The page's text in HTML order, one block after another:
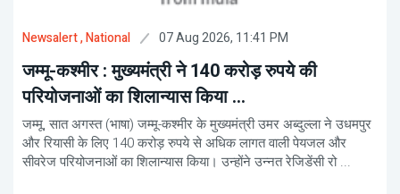
Newsalert, National 07 Aug 2026, 11:41 PM
जम्मू-कश्मीर : मुख्यमंत्री ने 140 करोड़ रुपये की
परियोजनाओं का शिलान्यास किया ...
जम्मू, सात अगस्त (भाषा) जम्मू-कश्मीर के मुख्यमंत्री उमर अब्दुल्ला ने उधमपुर
और रियासी के लिए 140 करोड़ रुपये से अधिक लागत वाली पेयजल और
सीवरेज परियोजनाओं का शिलान्यास किया। उन्होंने उन्नत रेजिडेंसी रो ...